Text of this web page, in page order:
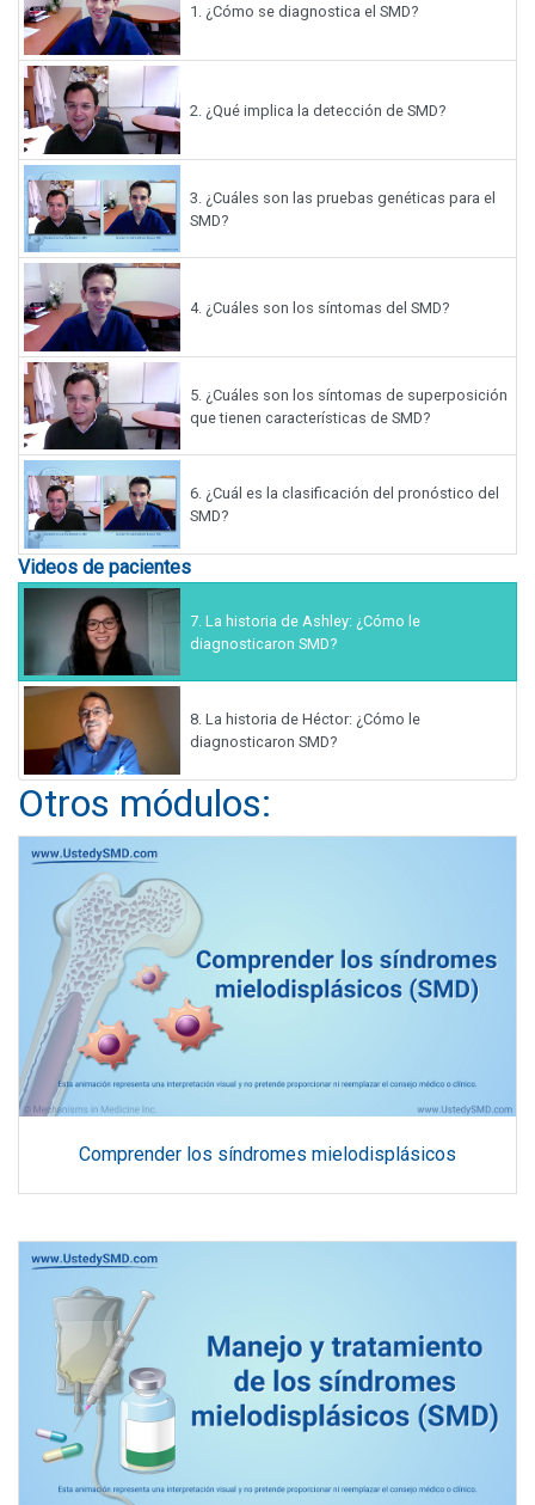
1.¿Cómo se diagnostica el SMD?
2. ¿Qué implica la detección de SMD?
3. ¿Cuáles son las pruebas genéticas para el
SMD?
4. ¿Cuáles son los síntomas del SMD?
5. ¿Cuáles son los síntomas de superposición
que tienen características de SMD?
6.¿Cuál es la clasificación del pronóstico del
SMD?
Videos de pacientes
7. La historia de Ashley: ¿Cómo le
diagnosticaron SMD?
8. La historia de Héctor: ¿Cómo le
diagnosticaron SMD?
Otros módulos:
Comprender los síndromes mielodisplásicos